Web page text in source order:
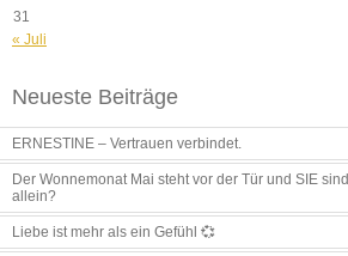
31
« Juli
Neueste Beiträge
ERNESTINE – Vertrauen verbindet.
Der Wonnemonat Mai steht vor der Tür und SIE sind
allein?
Liebe ist mehr als ein Gefühl 💞